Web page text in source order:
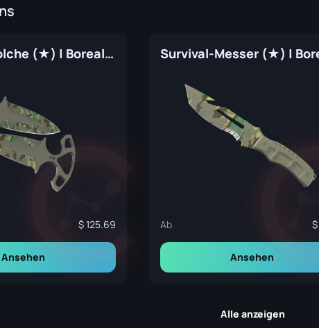
Schattendolche (★) | Borealer Nadelwald (Fabrikneu)
125.69
Ansehen
Ab
Ansehen
Alle anzeigen